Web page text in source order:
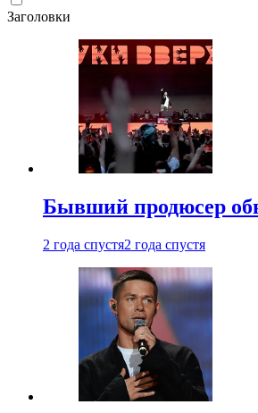
Заголовки
Бывший продюсер
2 года спустя2 года спустя